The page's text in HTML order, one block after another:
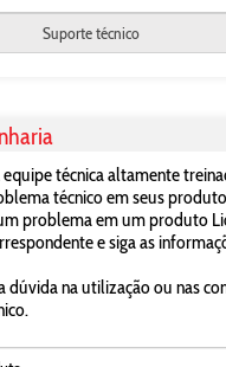
Suporte técnico
técnica altamente
técnico em seus
problema em um produto
e siga as
dúvida na utilização ou nas